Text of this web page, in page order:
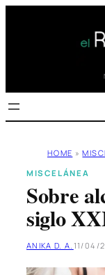
HOME »
MISCELÁNEA
Sobre
siglo
ANIKA D. A. 11/04/